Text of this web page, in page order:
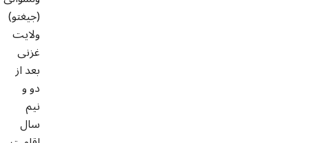
(جیغتو)
ولایت
غزنی
بعد از
دو و
نیم
سال